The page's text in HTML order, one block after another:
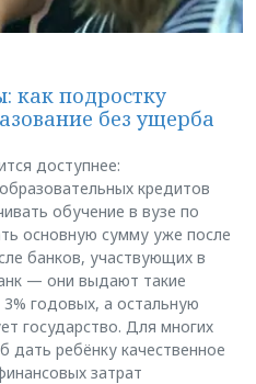
как подростку
без ущерба
доступнее:
кредитов
обучение в вузе по
основную сумму уже после
банков, участвующих в
— они выдают такие
годовых, а остальную
государство. Для многих
ребёнку качественное
затрат